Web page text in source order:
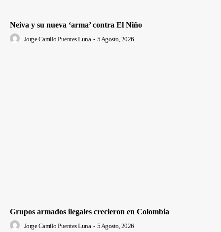
Neiva y su nueva ‘arma’ contra El Niño
Jorge Camilo Puentes Luna - 5 Agosto, 2026
Grupos armados ilegales crecieron en Colombia
Jorge Camilo Puentes Luna - 5 Agosto, 2026